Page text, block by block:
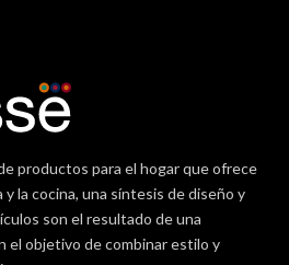
productos para el hogar que ofrece
la cocina, una síntesis de diseño y
son el resultado de una
el objetivo de combinar estilo y